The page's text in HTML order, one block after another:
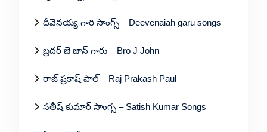
దీవెనయ్య గారి సాంగ్స్ – Deevenaiah garu songs
బ్రదర్ జె జాన్ గారు – Bro J John
రాజ్ ప్రకాష్ పాల్ – Raj Prakash Paul
సతీష్ కుమార్ సాంగ్స – Satish Kumar Songs